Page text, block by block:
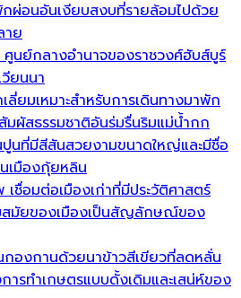
ผ่อนอันเงียบสงบที่รายล้อมไปด้วย
าย
นย์กลางอำนาจของราชวงศ์ฮับส์บูร์
ยนนา
ยมเหมาะสำหรับการเดินทางมาพัก
ผัสธรรมชาติอันร่มรื่นริมแม่น้ำกก
นที่มีสีสันสวยงามขนาดใหญ่และมีชื่อ
เมืองกุ้ยหลิน
ชื่อมต่อเมืองเก่าที่มีประวัติศาสตร์
สมัยของเมืองเป็นสัญลักษณ์ของ
กองกานด้วยนาข้าวสีเขียวที่ลดหลั่น
ารทำเกษตรแบบดั้งเดิมและเสน่ห์ของ